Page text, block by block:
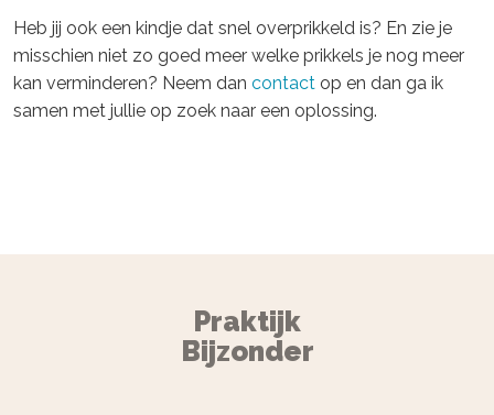
Heb jij ook een kindje dat snel overprikkeld is? En zie je
misschien niet zo goed meer welke prikkels je nog meer
kan verminderen? Neem dan contact op en dan ga ik
samen met jullie op zoek naar een oplossing.
Praktijk
Bijzonder